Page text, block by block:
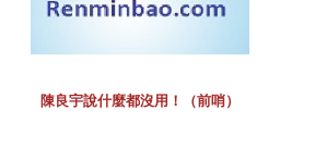
陳良宇說什麼都沒用！（前哨）